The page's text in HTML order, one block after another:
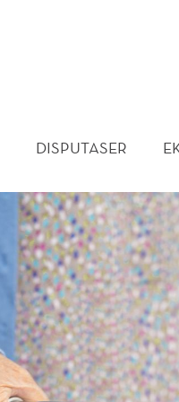
DISPUTASER